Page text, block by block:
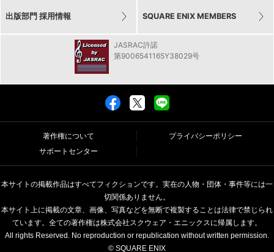
出版部門 採用情報 SQUARE ENIX MEMBERS
JASRAC許諾
第9006541165Y38029号
著作権について
プライバシーポリシー
サポートセンター
本サイトの掲載作品はすべてフィクションです。実在の人物・団体・事件等には一
切関係ありません。
本サイト上に掲載の文章、画像、写真などを無断で複製することは法律で禁じられ
ています。全ての著作権は株式会社スクウェア・エニックスに帰属します。
All rights Reserved. No reproduction or republication without written permission.
© SQUARE ENIX